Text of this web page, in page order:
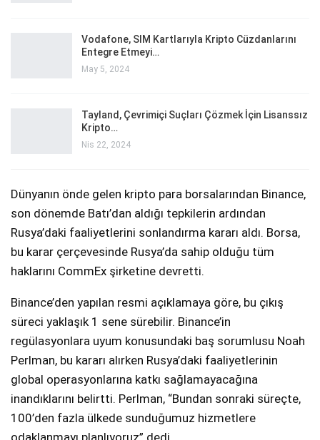
Vodafone, SIM Kartlarıyla Kripto Cüzdanlarını
Entegre Etmeyi…
May 5, 2024
Tayland, Çevrimiçi Suçları Çözmek İçin Lisanssız
Kripto…
Nis 22, 2024
Dünyanın önde gelen kripto para borsalarından Binance,
son dönemde Batı’dan aldığı tepkilerin ardından
Rusya’daki faaliyetlerini sonlandırma kararı aldı. Borsa,
bu karar çerçevesinde Rusya’da sahip olduğu tüm
haklarını CommEx şirketine devretti.
Binance’den yapılan resmi açıklamaya göre, bu çıkış
süreci yaklaşık 1 sene sürebilir. Binance’in
regülasyonlara uyum konusundaki baş sorumlusu Noah
Perlman, bu kararı alırken Rusya’daki faaliyetlerinin
global operasyonlarına katkı sağlamayacağına
inandıklarını belirtti. Perlman, “Bundan sonraki süreçte,
100’den fazla ülkede sunduğumuz hizmetlere